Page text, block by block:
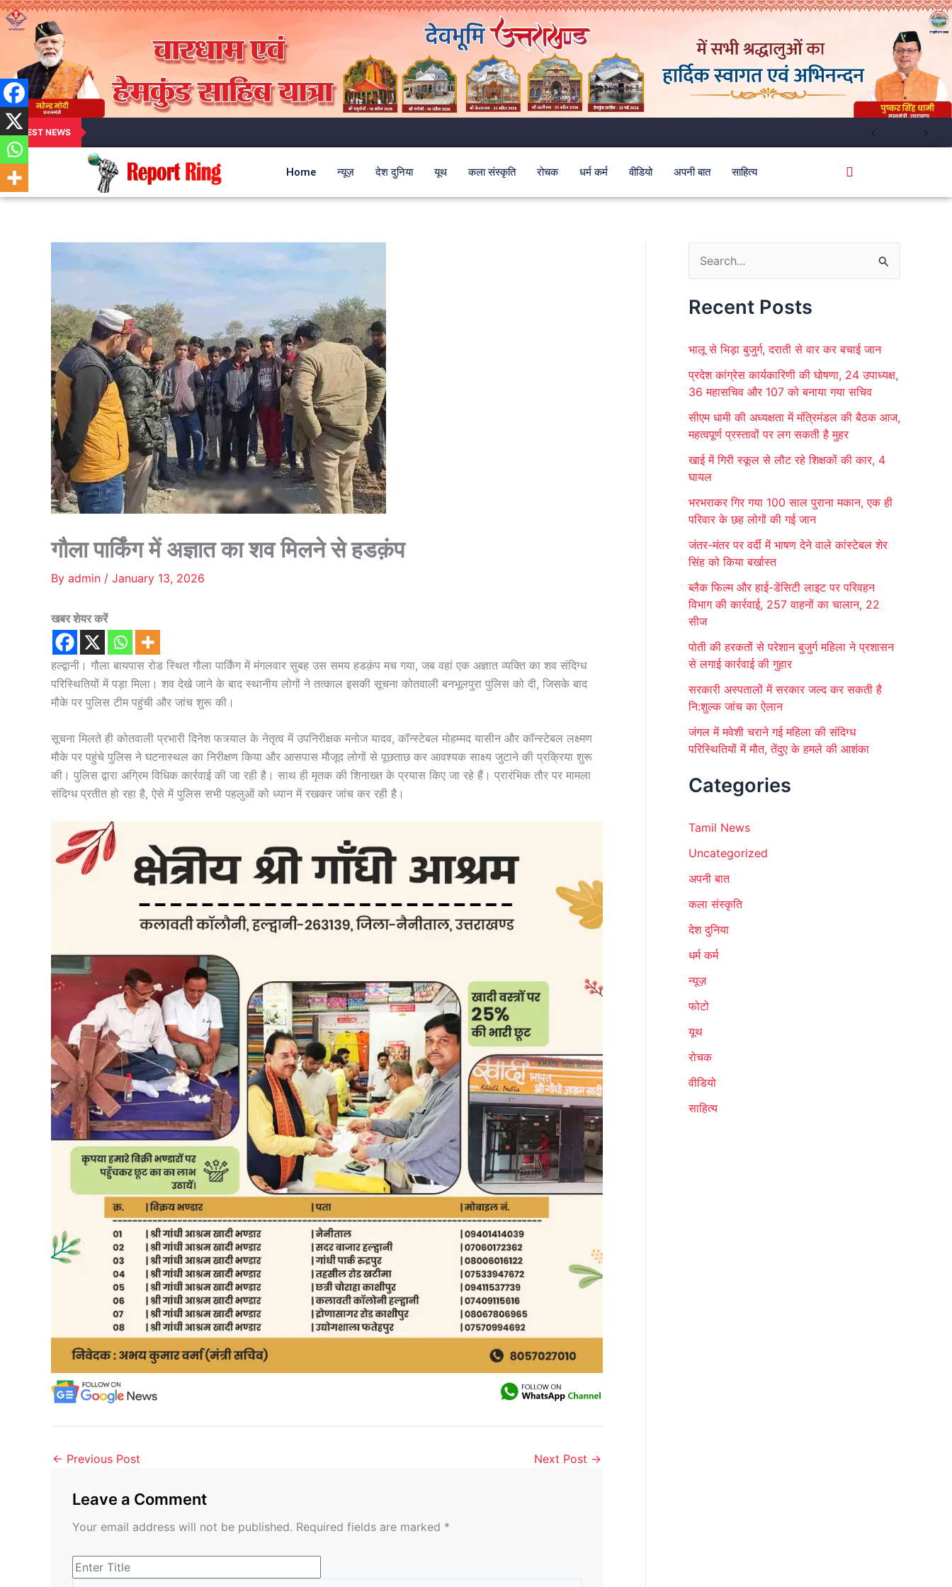
LATEST NEWS
Home न्यूज़ देश दुनिया यूथ कला संस्कृति रोचक धर्म कर्म वीडियो अपनी बात साहित्य
गौला पार्किंग में अज्ञात का शव मिलने से हडक़ंप
By admin / January 13, 2026
खबर शेयर करें
हल्द्वानी। गौला बायपास रोड स्थित गौला पार्किंग में मंगलवार सुबह उस समय हडक़ंप मच गया, जब वहां एक अज्ञात व्यक्ति का शव संदिग्ध
परिस्थितियों में पड़ा मिला। शव देखे जाने के बाद स्थानीय लोगों ने तत्काल इसकी सूचना कोतवाली बनभूलपुरा पुलिस को दी, जिसके बाद
मौके पर पुलिस टीम पहुंची और जांच शुरू की।
सूचना मिलते ही कोतवाली प्रभारी दिनेश फत्र्याल के नेतृत्व में उपनिरीक्षक मनोज यादव, कॉन्स्टेबल मोहम्मद यासीन और कॉन्स्टेबल लक्ष्मण
मौके पर पहुंचे पुलिस ने घटनास्थल का निरीक्षण किया और आसपास मौजूद लोगों से पूछताछ कर आवश्यक साक्ष्य जुटाने की प्रक्रिया शुरू
की। पुलिस द्वारा अग्रिम विधिक कार्रवाई की जा रही है। साथ ही मृतक की शिनाख्त के प्रयास किए जा रहे हैं। प्रारंभिक तौर पर मामला
संदिग्ध प्रतीत हो रहा है, ऐसे में पुलिस सभी पहलुओं को ध्यान में रखकर जांच कर रही है।
← Previous Post Next Post →
Leave a Comment
Your email address will not be published. Required fields are marked *
a
c
h
f
o
Recent Posts
भालू से भिड़ा बुजुर्ग, दराती से वार कर बचाई जान
प्रदेश कांग्रेस कार्यकारिणी की घोषणा, 24 उपाध्यक्ष,
36 महासचिव और 107 को बनाया गया सचिव
सीएम धामी की अध्यक्षता में मंत्रिमंडल की बैठक आज,
महत्वपूर्ण प्रस्तावों पर लग सकती है मुहर
खाई में गिरी स्कूल से लौट रहे शिक्षकों की कार, 4
घायल
भरभराकर गिर गया 100 साल पुराना मकान, एक ही
परिवार के छह लोगों की गई जान
जंतर-मंतर पर वर्दी में भाषण देने वाले कांस्टेबल शेर
सिंह को किया बर्खास्त
ब्लैक फिल्म और हाई-डेंसिटी लाइट पर परिवहन
विभाग की कार्रवाई, 257 वाहनों का चालान, 22
सीज
पोती की हरकतों से परेशान बुजुर्ग महिला ने प्रशासन
से लगाई कार्रवाई की गुहार
सरकारी अस्पतालों में सरकार जल्द कर सकती है
नि:शुल्क जांच का ऐलान
जंगल में मवेशी चराने गई महिला की संदिग्ध
परिस्थितियों में मौत, तेंदुए के हमले की आशंका
Categories
Tamil News
Uncategorized
अपनी बात
कला संस्कृति
देश दुनिया
धर्म कर्म
न्यूज़
फोटो
यूथ
रोचक
वीडियो
साहित्य